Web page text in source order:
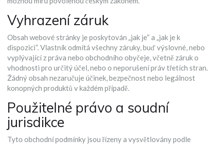
Vyhrazení záruk
Obsah webové stránky je poskytován „jak je“ a „jak je k
dispozici“. Vlastník odmítá všechny záruky, buď výslovné, nebo
vyplývající z práva nebo obchodního obyčeje, včetně záruk o
vhodnosti pro určitý účel, nebo o neporušení práv třetích stran.
Žádný obsah nezaručuje účinek, bezpečnost nebo legálnost
konopných produktů v každém případě.
Použitelné právo a soudní
jurisdikce
Tyto obchodní podmínky jsou řízeny a vysvětlovány podle